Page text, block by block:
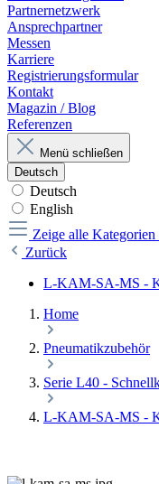
Partnernetzwerk
Ansprechpartner
Messen
Karriere
Registrierungsformular
Kontakt
Magazin / Blog
Referenzen
Menü schließen
Deutsch
Deutsch
English
Zeige alle Kategorien
Zurück
L-KAM-SA-MS -
Home
Pneumatikzubehör
Serie L40 -
L-KAM-SA-MS -